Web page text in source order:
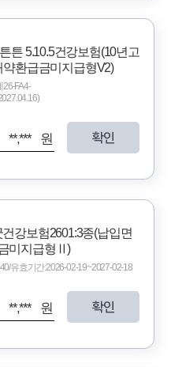
튼 5.10.5건강보험(10년고
약환급금미지급형V2)
FA4-
**,*** 원 확인
강보험2601:3종(납입면
미지급형Ⅱ)
유효기간:2026-02-19~2027-02-18
**,*** 원 확인